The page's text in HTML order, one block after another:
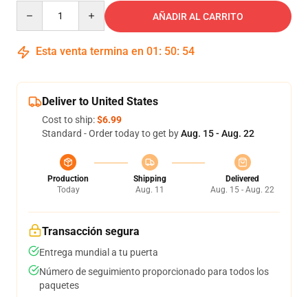
AÑADIR AL CARRITO
Esta venta termina en 01 : 50: 54
Deliver to United States
Cost to ship:$6.99
Standard - Order today to get byAug. 15 - Aug. 22
Production
Today
Shipping
Aug. 11
Delivered
Aug. 15 - Aug. 22
Transacción segura
Entrega mundial a tu puerta
Número de seguimiento proporcionado para todos los
paquetes